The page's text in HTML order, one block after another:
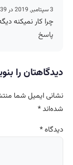
3 سپتامبر, 2019 در 12:39 ب.ظ
چرا کار نمیکنه
پاسخ
دیدگاهتان را
نشانی ایمیل شما
شده‌اند*
دیدگاه*